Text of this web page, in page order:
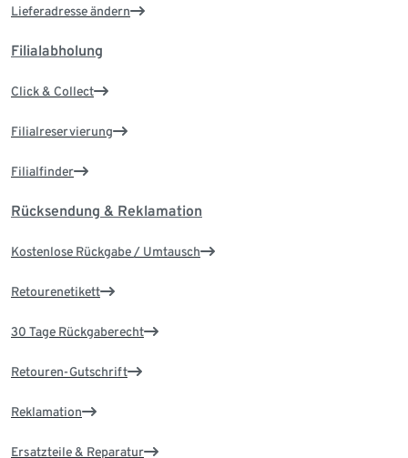
Lieferadresse ändern
Filialabholung
Click & Collect
Filialreservierung
Filialfinder
Rücksendung & Reklamation
Kostenlose Rückgabe / Umtausch
Retourenetikett
30 Tage Rückgaberecht
Retouren-Gutschrift
Reklamation
Ersatzteile & Reparatur